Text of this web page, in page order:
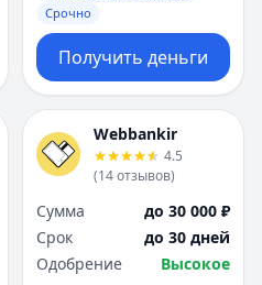
Срочно
Получить деньги
Webbankir
4.5
(14отзывов)
Сумма
до 30 000 ₽
Срок
до 30 дней
Одобрение
Высокое